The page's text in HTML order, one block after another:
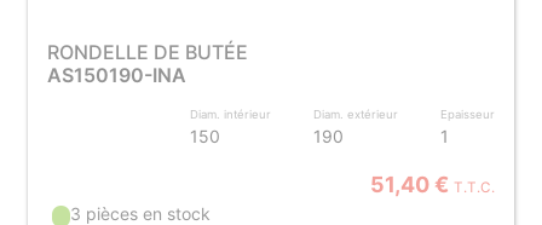
RONDELLE DE BUTÉE
AS150190-INA
Diam. intérieur
150
Diam. extérieur
190
Epaisseur
1
51,40 € T.T.C.
3 pièces en stock